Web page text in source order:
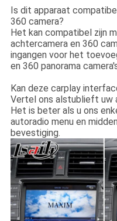
Is dit apparaat
360 camera?
Het kan compatibel zijn
achtercamera en 360
ingangen voor het
en 360 panorama
Kan deze carplay
Vertel ons alstublieft uw
Het is beter als u ons
autoradio menu en
bevestiging.